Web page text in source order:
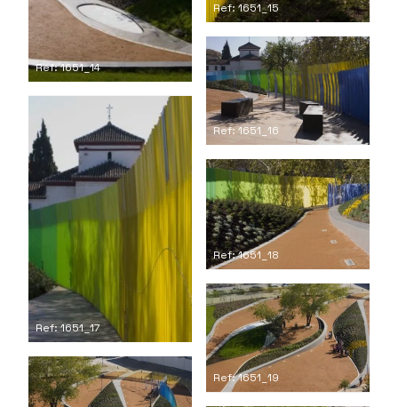
Ref: 1651_14
Ref: 1651_15
Ref: 1651_16
Ref: 1651_17
Ref: 1651_18
Ref: 1651_19